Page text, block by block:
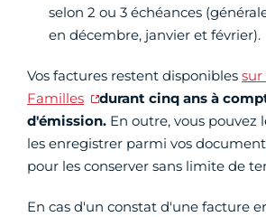
selon 2 ou 3 échéances
en décembre, janvier et février).
Vos factures restent disponibles sur
Familles
durant cinq ans à
d'émission. En outre, vous pouvez
les enregistrer parmi vos
pour les conserver sans limite de
En cas d'un constat d'une facture